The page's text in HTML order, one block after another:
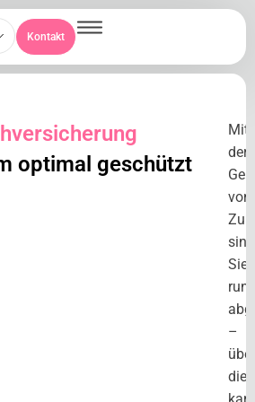
Kontakt
optimal geschützt
Mit
der
von
sind
Sie
–
über
die